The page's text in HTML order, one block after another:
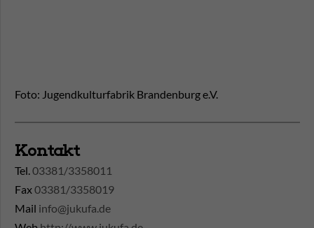
Foto: Jugendkulturfabrik Brandenburg e.V.
Kontakt
Tel.03381/3358011
Fax03381/3358019
Mail info@jukufa.de